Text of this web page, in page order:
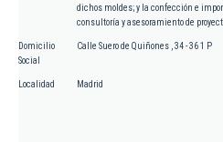
dichos moldes; y la confección e
consultoría y asesoramiento de
Domicilio
Social
Calle Suero de Quiñones , 34 - 36 1 P
Localidad Madrid